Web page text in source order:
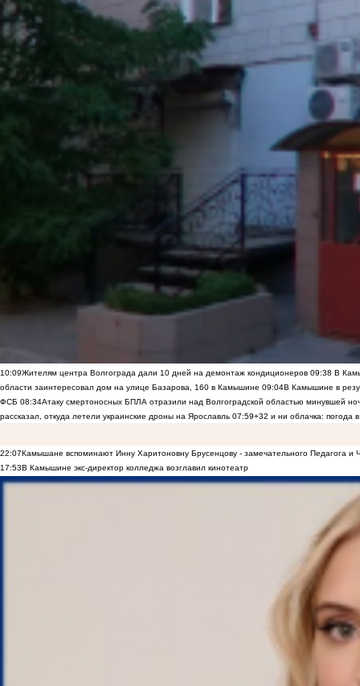
10:09Жителям центра Волгограда дали 10 дней на демонтаж кондиционеров 09:38 В
области заинтересовал дом на улице Базарова, 160 в Камышине 09:04В Камышине в
ФСБ 08:34Атаку смертоносных БПЛА отразили над Волгоградской областью минувшей
рассказал, откуда летели украинские дроны на Ярославль 07:59+32 и ни облачка: погода
22:07Камышане вспоминают Инну Харитоновну Брусенцову - замечательного Педагога и
17:53В Камышине экс-директор колледжа возглавил кинотеатр